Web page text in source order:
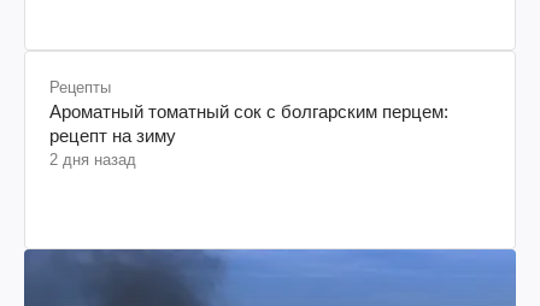
Рецепты
Ароматный томатный сок с болгарским перцем:
рецепт на зиму
2 дня назад